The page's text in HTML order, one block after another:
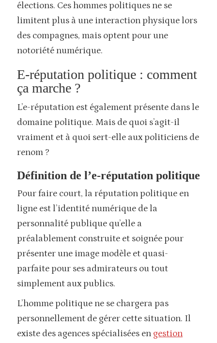
élections. Ces hommes politiques ne se
limitent plus à une interaction physique lors
des compagnes, mais optent pour une
notoriété numérique.
E-réputation politique : comment
ça marche ?
L’e-réputation est également présente dans le
domaine politique. Mais de quoi s’agit-il
vraiment et à quoi sert-elle aux politiciens de
renom ?
Définition de l’e-réputation politique
Pour faire court, la réputation politique en
ligne est l’identité numérique de la
personnalité publique qu’elle a
préalablement construite et soignée pour
présenter une image modèle et quasi-
parfaite pour ses admirateurs ou tout
simplement aux publics.
L’homme politique ne se chargera pas
personnellement de gérer cette situation. Il
existe des agences spécialisées en gestion